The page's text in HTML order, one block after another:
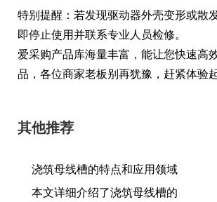
特别提醒：若发现驱动器外壳变形或散
即停止使用并联系专业人员检修。
爱采购产品库海量丰富，能让您快速高
品，各位商家老板别再犹豫，赶紧体验
其他推荐
浇筑母线槽的特点和应用领域
本文详细介绍了浇筑母线槽的